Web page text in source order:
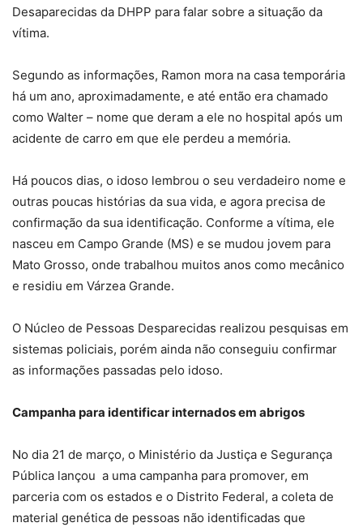
Desaparecidas da DHPP para falar sobre a situação da
vítima.
Segundo as informações, Ramon mora na casa temporária
há um ano, aproximadamente, e até então era chamado
como Walter – nome que deram a ele no hospital após um
acidente de carro em que ele perdeu a memória.
Há poucos dias, o idoso lembrou o seu verdadeiro nome e
outras poucas histórias da sua vida, e agora precisa de
confirmação da sua identificação. Conforme a vítima, ele
nasceu em Campo Grande (MS) e se mudou jovem para
Mato Grosso, onde trabalhou muitos anos como mecânico
e residiu em Várzea Grande.
O Núcleo de Pessoas Desparecidas realizou pesquisas em
sistemas policiais, porém ainda não conseguiu confirmar
as informações passadas pelo idoso.
Campanha para identificar internados em abrigos
No dia 21 de março, o Ministério da Justiça e Segurança
Pública lançou a uma campanha para promover, em
parceria com os estados e o Distrito Federal, a coleta de
material genética de pessoas não identificadas que